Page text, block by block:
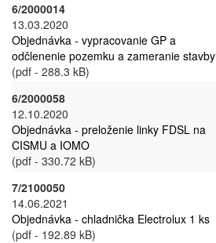
6/2000014
13.03.2020
Objednávka - vypracovanie GP a
odčlenenie pozemku a zameranie stavby
(pdf - 288.3 kB)
6/2000058
12.10.2020
Objednávka - preloženie linky FDSL na
CISMU a IOMO
(pdf - 330.72 kB)
7/2100050
14.06.2021
Objednávka - chladnička Electrolux 1 ks
(pdf - 192.89 kB)